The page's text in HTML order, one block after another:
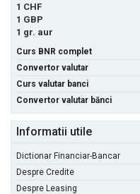
1 CHF
1 GBP
1 gr. aur
Curs BNR complet
Convertor valutar
Curs valutar banci
Convertor valutar bănci
Informatii utile
Dictionar Financiar-Bancar
Despre Credite
Despre Leasing